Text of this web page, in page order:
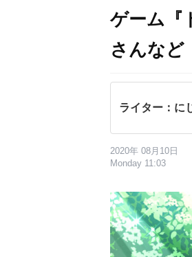
ゲーム『
さんなど
ライター：に
2020年 08月10日
Monday 11:03